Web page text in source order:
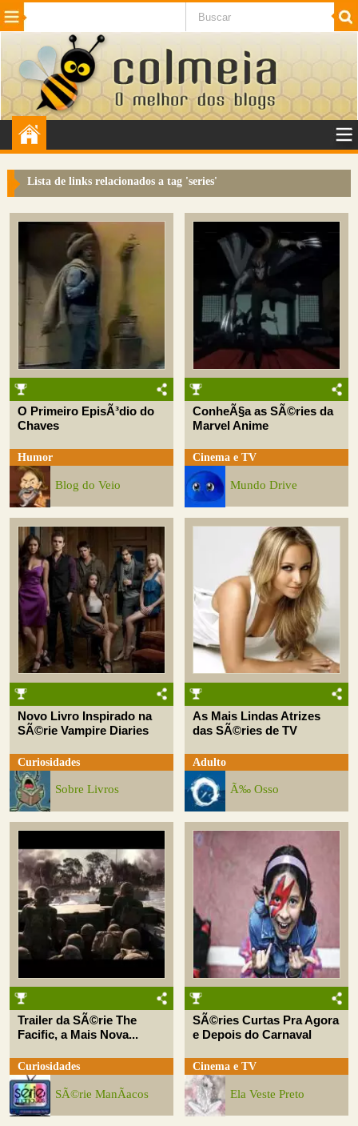
Beleza Cinema e TV
Internet Jogos NotÃ­cias SaÃºde
VeÃ­culos Adulto
Sugerir Link
Colmeia Exchange
Perguntas Frequentes
Sobre
Contato
Lista de links relacionados a tag 'series'
O Primeiro EpisÃ³dio do
Chaves
Humor
Blog do Veio
ConheÃ§a as SÃ©ries da
Marvel Anime
Cinema e TV
Mundo Drive
Novo Livro Inspirado na
SÃ©rie Vampire Diaries
Curiosidades
Sobre Livros
As Mais Lindas Atrizes
das SÃ©ries de TV
Adulto
Ã‰ Osso
Trailer da SÃ©rie The
Facific, a Mais Nova...
Curiosidades
SÃ©rie ManÃ­acos
SÃ©ries Curtas Pra Agora
e Depois do Carnaval
Cinema e TV
Ela Veste Preto